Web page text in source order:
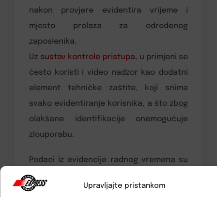
Upravljajte pristankom
nakon provjere evidentira vrijeme i
mjesto prolaza za određenog
zaposlenika.
Uz sustav kontrole pristupa, u primjeni se
često koristi i video nadzor kao dodatni
element tehničke zaštite, koji snima
svako evidentiranje korisnika, a što zbog
olakšane identifikacije onemogućuje
zlouporabu.
Podaci iz evidencije radnog vremena su
najvjerodostojniji, te menadžmentu
ljudskih potencijala pružaju uvid o